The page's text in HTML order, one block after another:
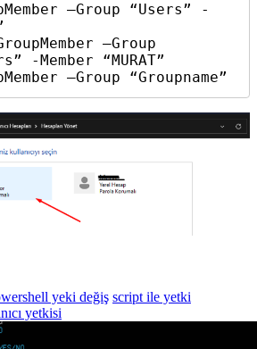
–Group “Users” -
–Group
-Member “MURAT”
–Group “Groupname”
yeki değiş script ile yetki
yetkisi